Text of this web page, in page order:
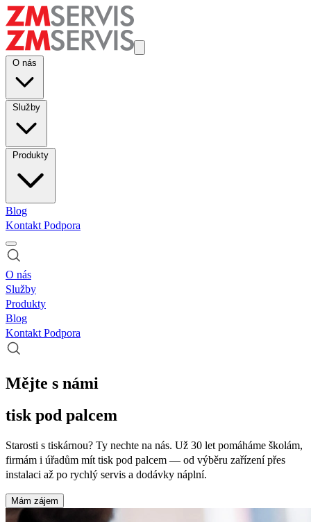
Blog
Kontakt Podpora
O nás
Služby
Produkty
Blog
Kontakt Podpora
Mějte s námi
tisk pod palcem
Starosti s tiskárnou? Ty nechte na nás. Už 30 let pomáháme školám,
firmám i úřadům mít tisk pod palcem — od výběru zařízení přes
instalaci až po rychlý servis a dodávky náplní.
Mám zájem